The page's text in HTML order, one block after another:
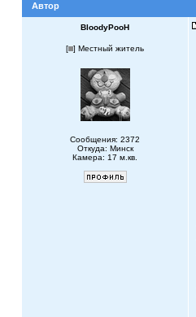
Автор
BloodyPooH
[ ] Местный житель
Сообщения: 2372
Откуда: Минск
Камера: 17 м.кв.